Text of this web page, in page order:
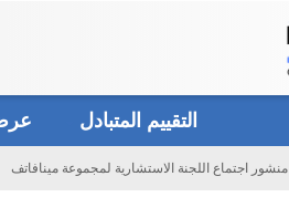
التقييم المتبادل
منشور اجتماع اللجنة الاستشارية لمجموعة مينافاتف